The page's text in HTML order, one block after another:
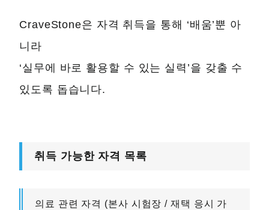
CraveStone은 자격 취득을 통해 ‘배움’뿐 아
니라
‘실무에 바로 활용할 수 있는 실력’을 갖출 수
있도록 돕습니다.
취득 가능한 자격 목록
의료 관련 자격 (본사 시험장 / 재택 응시 가